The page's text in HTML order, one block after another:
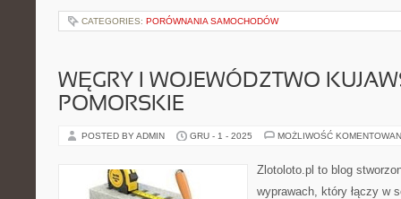
CATEGORIES: PORÓWNANIA SAMOCHODÓW
WĘGRY I WOJEWÓDZTWO
POMORSKIE
POSTED BY ADMIN GRU - 1 - 2025 MOŻLIWOŚĆ
Zlotoloto.pl to blog
wyprawach, który łączy w